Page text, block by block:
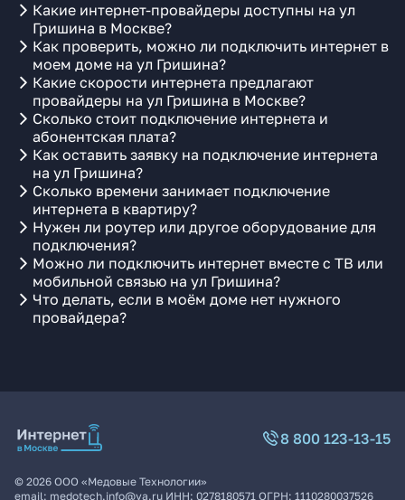
Какие интернет-провайдеры доступны на ул
Гришина в Москве?
Как проверить, можно ли подключить интернет в
моем доме на ул Гришина?
Какие скорости интернета предлагают
провайдеры на ул Гришина в Москве?
Сколько стоит подключение интернета и
абонентская плата?
Как оставить заявку на подключение интернета
на ул Гришина?
Сколько времени занимает подключение
интернета в квартиру?
Нужен ли роутер или другое оборудование для
подключения?
Можно ли подключить интернет вместе с ТВ или
мобильной связью на ул Гришина?
Что делать, если в моём доме нет нужного
провайдера?
8 800 123-13-15
© 2026 ООО «Медовые Технологии»
email: medotech.info@ya.ru ИНН: 0278180571 ОГРН: 1110280037526